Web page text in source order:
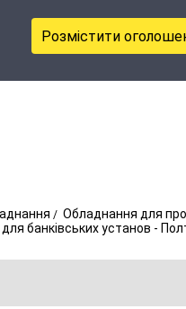
Розмістити
Обладнання для
банківських установ -